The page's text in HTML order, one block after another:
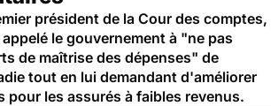
président de la Cour des comptes,
le gouvernement à "ne pas
de maîtrise des dépenses" de
tout en lui demandant d'améliorer
pour les assurés à faibles revenus.